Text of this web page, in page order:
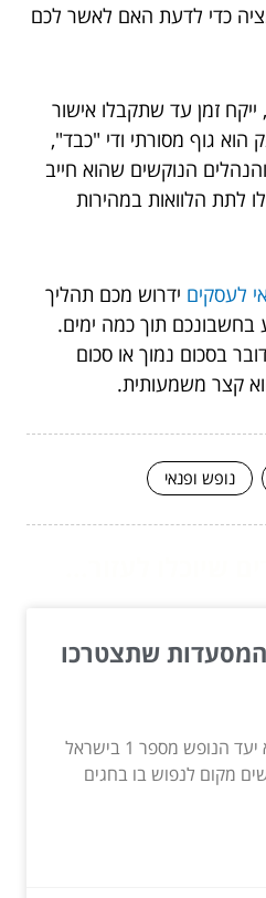
כדי לדעת האם לאשר לכם
זמן עד שתקבלו אישור
גוף מסורתי ודי "כבד",
הנוקשים שהוא חייב
לתת הלוואות במהירות
לעסקים ידרוש מכם תהליך
בחשבונכם תוך כמה ימים.
בסכום נמוך או סכום
קצר משמעותית.
נופש ופנאי
שתצטרכו
אין צורך לספר שאילת היא יעד הנופש מספר 1 בישראל
מקום לנפוש בו בחגים